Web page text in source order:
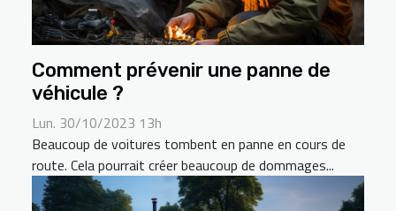
Comment prévenir une panne de
véhicule ?
Lun. 30/10/2023 13h
Beaucoup de voitures tombent en panne en cours de
route. Cela pourrait créer beaucoup de dommages...